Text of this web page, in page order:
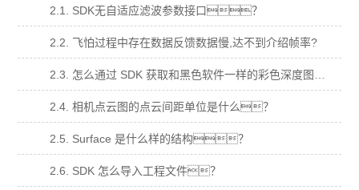
2.1. SDK无自适应滤波参数接口？
2.2. 飞怕过程中存在数据反馈数据慢,达不到介绍帧率?
2.4. 相机点云图的点云间距单位是什么？
2.5. Surface 是什么样的结构？
2.6. SDK 怎么导入工程文件？